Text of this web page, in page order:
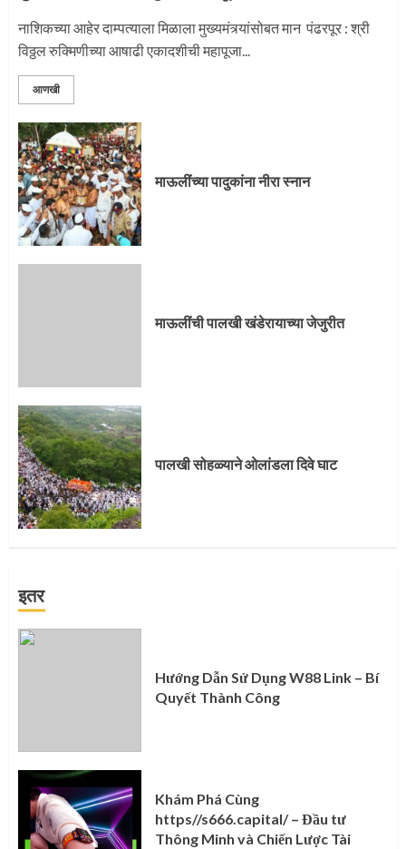
नाशिकच्या आहेर दाम्पत्याला मिळाला मुख्यमंत्र्यांसोबत मान पंढरपूर : श्री
विठ्ठल रुक्मिणीच्या आषाढी एकादशीची महापूजा...
आणखी
माऊलींच्या पादुकांना नीरा स्नान
माऊलींची पालखी खंडेरायाच्या जेजुरीत
पालखी सोहळ्याने ओलांडला दिवे घाट
इतर
Hướng Dẫn Sử Dụng W88 Link – Bí
Quyết Thành Công
Khám Phá Cùng
https//s666.capital/ – Đầu tư
Thông Minh và Chiến Lược Tài